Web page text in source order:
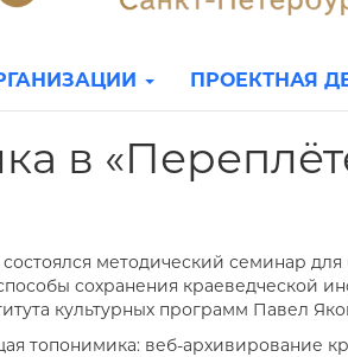
ПРОЕКТНАЯ
в
методический семинар
сохранения краеведческой
культурных программ Павел
топонимика: веб-архивирование